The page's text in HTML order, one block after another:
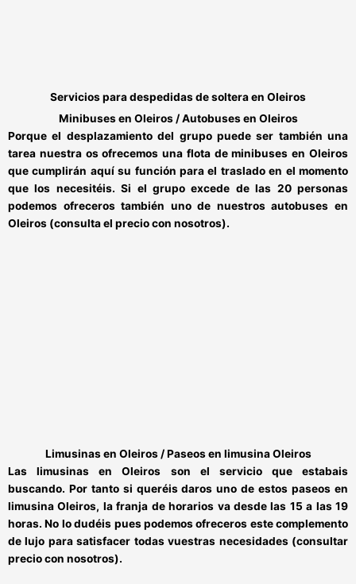
Servicios para despedidas de solteraen Oleiros
Minibuses en Oleiros / Autobuses en Oleiros
Porque el desplazamiento del grupo puede ser también una
tarea nuestra os ofrecemos una flota deminibuses en Oleiros
que cumplirán aquí su función para el traslado en el momento
que los necesitéis.Si el grupo excede de las 20 personas
podemos ofreceros también uno de nuestrosautobuses en
Oleiros (consulta el precio con nosotros).
Limusinas en Oleiros / Paseos en limusina Oleiros
Laslimusinas en Oleiros son el servicio que estabais
buscando. Por tanto si queréis daros uno de estospaseos en
limusina Oleiros, la franja de horarios va desde las 15 a las 19
horas. No lo dudéis pues podemos ofreceros este complemento
de lujo para satisfacer todas vuestras necesidades (consultar
precio con nosotros).